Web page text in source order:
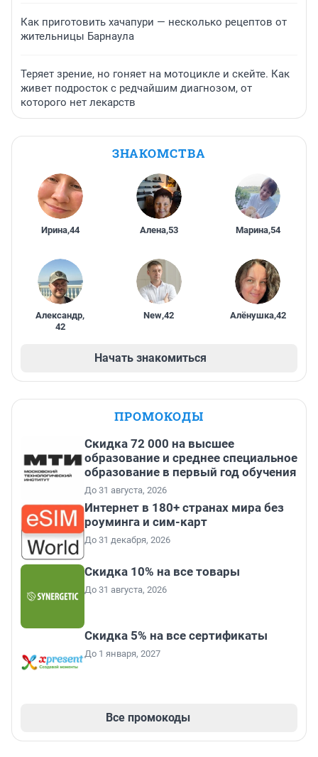
Как приготовить хачапури — несколько рецептов от
жительницы Барнаула
Теряет зрение, но гоняет на мотоцикле и скейте. Как
живет подросток с редчайшим диагнозом, от
которого нет лекарств
ЗНАКОМСТВА
Ирина,44 Алена,53 Марина,54
Александр,
42
New,42 Алёнушка,42
Начать знакомиться
ПРОМОКОДЫ
Скидка 72 000 на высшее
образование и среднее специальное
образование в первый год обучения
До 31 августа, 2026
Интернет в 180+ странах мира без
роуминга и сим-карт
До 31 декабря, 2026
Скидка 10% на все товары
До 31 августа, 2026
Скидка 5% на все сертификаты
До 1 января, 2027
Все промокоды